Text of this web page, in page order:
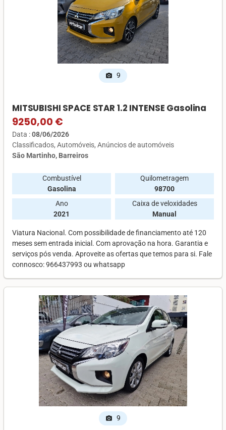
photo_camera 9
MITSUBISHI SPACE STAR 1.2 INTENSE Gasolina
9250,00 €
Data :08/06/2026
Classificados Automóveis Anúncios de automóveis
São Martinho, Barreiros
Combustível
Gasolina
Quilometragem
98700
Ano
2021
Caixa de veloxidades
Manual
Viatura Nacional. Com possibilidade de financiamento até 120
meses sem entrada inicial. Com aprovação na hora. Garantia e
serviços pós venda. Aproveite as ofertas que temos para si. Fale
connosco: 966437993 ou whatsapp
photo_camera 9